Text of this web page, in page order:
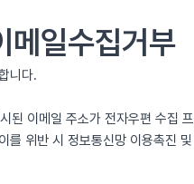
메일수집거부
니다.
된 이메일 주소가 전자우편 수집
를 위반 시 정보통신망 이용촉진